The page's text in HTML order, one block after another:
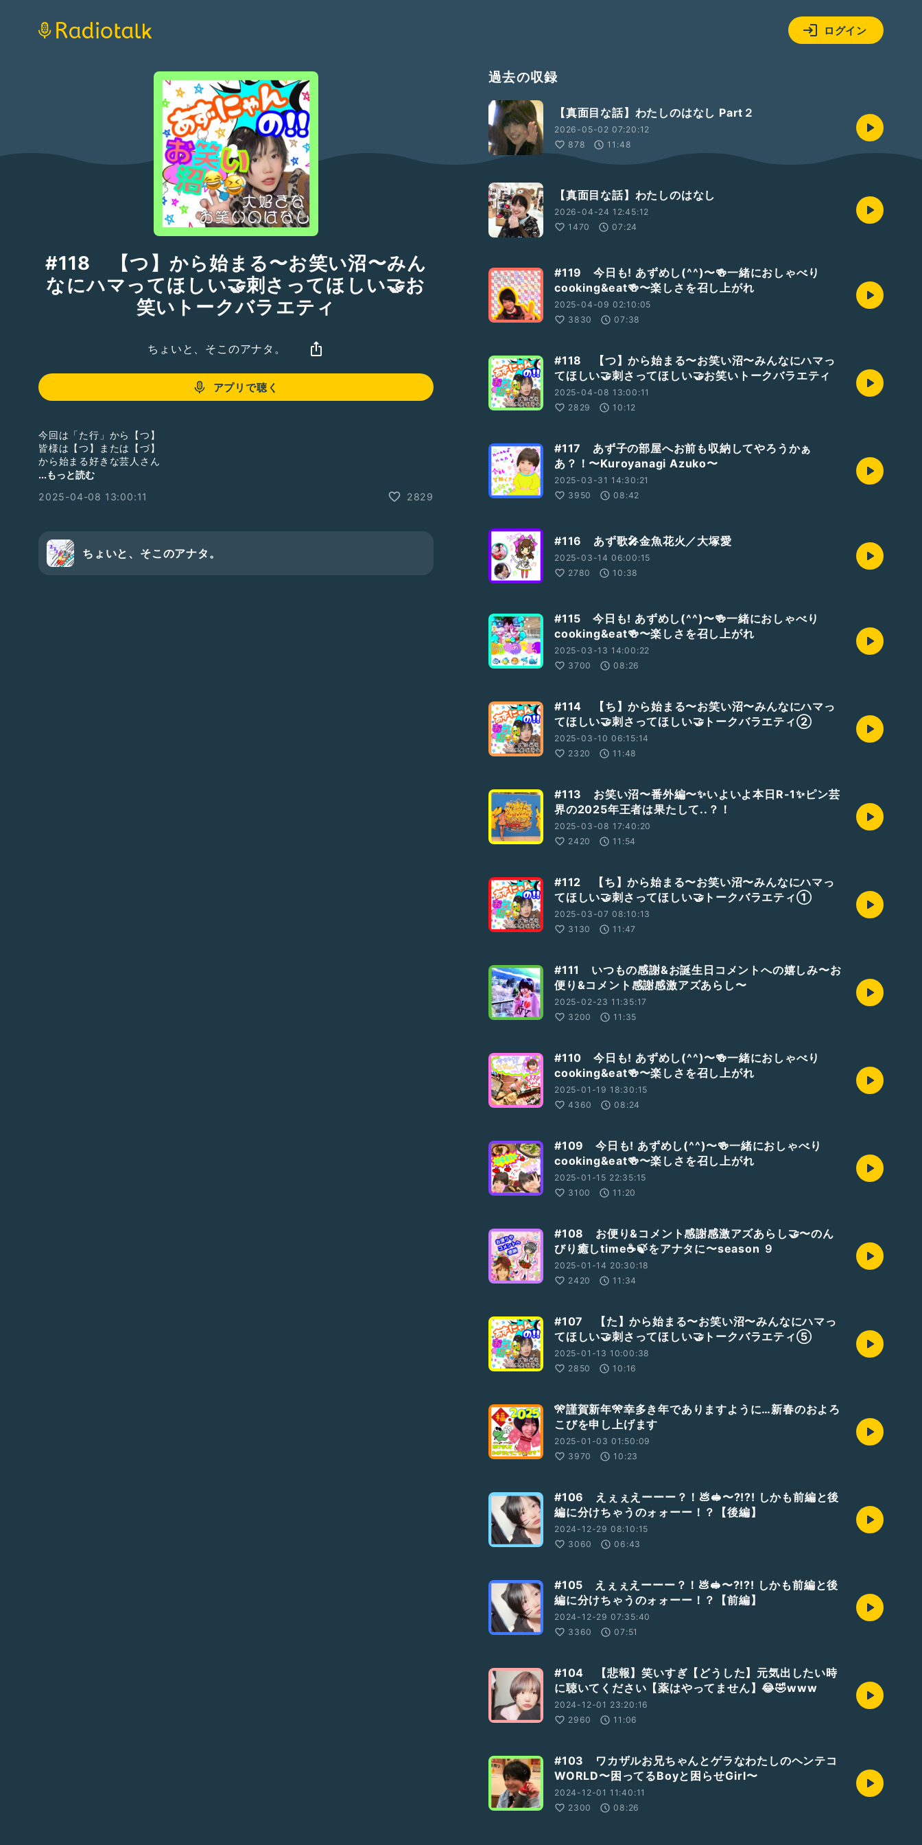
ログイン
#118 【つ】から始まる〜お笑い沼〜みん
なにハマってほしい🤝刺さってほしい🤝お
笑いトークバラエティ
ちょいと、そこのアナタ。
アプリで聴く
今回は「た行」から【つ】
皆様は【つ】または【づ】
から始まる好きな芸人さん
いらっしゃいますか？
過去の“お笑い沼”は
■ “か”の芸人さん：
■ “さ”の芸人さん：
https://radiotalk.jp/talk/1187897
✨他にも「
...もっと読む
2025-04-08 13:00:11
2829
ちょいと、そこのアナタ。
過去の収録
【真面目な話】わたしのはなし Part２
2026-05-02 07:20:12
878
11:48
【真面目な話】わたしのはなし
2026-04-24 12:45:12
1470
07:24
#119 今日も! あずめし(^^)〜🍻一緒におしゃべり
cooking&eat🍻〜楽しさを召し上がれ
2025-04-09 02:10:05
3830
07:38
#118 【つ】から始まる〜お笑い沼〜みんなにハマっ
てほしい🤝刺さってほしい🤝お笑いトークバラエティ
2025-04-08 13:00:11
2829
10:12
#117 あず子の部屋へお前も収納してやろうかぁ
あ？！〜Kuroyanagi Azuko〜
2025-03-31 14:30:21
3950
08:42
#116 あず歌🎤金魚花火／大塚愛
2025-03-14 06:00:15
2780
10:38
#115 今日も! あずめし(^^)〜🍻一緒におしゃべり
cooking&eat🍻〜楽しさを召し上がれ
2025-03-13 14:00:22
3700
08:26
#114 【ち】から始まる〜お笑い沼〜みんなにハマっ
てほしい🤝刺さってほしい🤝トークバラエティ②
2025-03-10 06:15:14
2320
11:48
#113 お笑い沼〜番外編〜✨いよいよ本日R-1✨ピン芸
界の2025年王者は果たして..？！
2025-03-08 17:40:20
2420
11:54
#112 【ち】から始まる〜お笑い沼〜みんなにハマっ
てほしい🤝刺さってほしい🤝トークバラエティ①
2025-03-07 08:10:13
3130
11:47
#111 いつもの感謝&お誕生日コメントへの嬉しみ〜お
便り&コメント感謝感激アズあらし〜
2025-02-23 11:35:17
3200
11:35
#110 今日も! あずめし(^^)〜🍻一緒におしゃべり
cooking&eat🍻〜楽しさを召し上がれ
2025-01-19 18:30:15
4360
08:24
#109 今日も! あずめし(^^)〜🍻一緒におしゃべり
cooking&eat🍻〜楽しさを召し上がれ
2025-01-15 22:35:15
3100
11:20
#108 お便り&コメント感謝感激アズあらし🤝〜のん
びり癒しtime☕️🍃をアナタに〜season ９
2025-01-14 20:30:18
2420
11:34
#107 【た】から始まる〜お笑い沼〜みんなにハマっ
てほしい🤝刺さってほしい🤝トークバラエティ⑤
2025-01-13 10:00:38
2850
10:16
🎌謹賀新年🎌幸多き年でありますように…新春のおよろ
こびを申し上げます
2025-01-03 01:50:09
3970
10:23
#106 えぇぇえーーー？！💩🥪〜?!?! しかも前編と後
編に分けちゃうのォォーー！？【後編】
2024-12-29 08:10:15
3060
06:43
#105 えぇぇえーーー？！💩🥪〜?!?! しかも前編と後
編に分けちゃうのォォーー！？【前編】
2024-12-29 07:35:40
3360
07:51
#104 【悲報】笑いすぎ【どうした】元気出したい時
に聴いてください【薬はやってません】😂🤣www
2024-12-01 23:20:16
2960
11:06
#103 ワカザルお兄ちゃんとゲラなわたしのヘンテコ
WORLD〜困ってるBoyと困らせGirl〜
2024-12-01 11:40:11
2300
08:26